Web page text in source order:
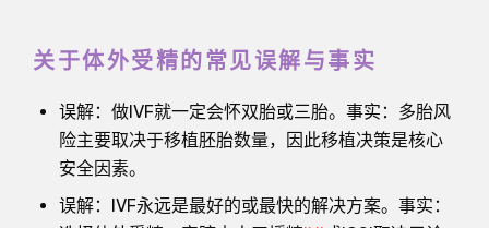
关于体外受精的常见误解与事实
误解：做IVF就一定会怀双胎或三胎。事实：多胎风
险主要取决于移植胚胎数量，因此移植决策是核心
安全因素。
误解：IVF永远是最好的或最快的解决方案。事实：